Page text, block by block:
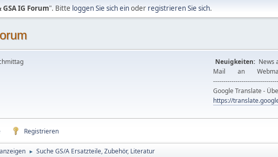
GSA IG Forum". Bitte loggen Sie sich einoder registrieren Sie sich.
Neuigkeiten: News
Mail an
Google Translate -
https://
Registrieren
► Suche GS/A Ersatzteile, Zubehör, Literatur